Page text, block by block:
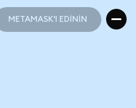
METAMASK'I EDİNİN